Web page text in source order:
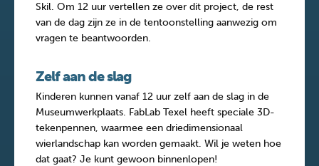
Skil. Om 12 uur vertellen ze over dit project, de rest
van de dag zijn ze in de tentoonstelling aanwezig om
vragen te beantwoorden.
Zelf aan de slag
Kinderen kunnen vanaf 12 uur zelf aan de slag in de
Museumwerkplaats. FabLab Texel heeft speciale 3D-
tekenpennen, waarmee een driedimensionaal
wierlandschap kan worden gemaakt. Wil je weten hoe
dat gaat? Je kunt gewoon binnenlopen!